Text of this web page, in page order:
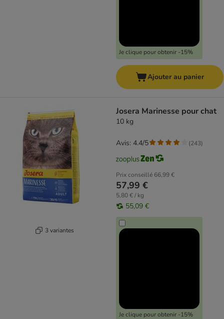
Je clique pour obtenir -15%
Ajouter au panier
3 variantes
Josera Marinesse pour chat
10 kg
Prix conseillé 66,99 €
57,99 €
5,80 € / kg
55,09 €
Je clique pour obtenir -15%
Avis: 4.4/5 (243)